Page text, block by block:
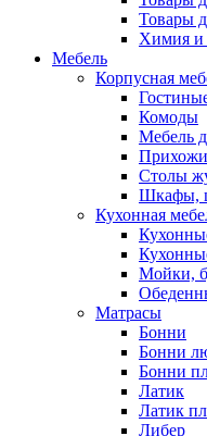
Товары
Химия и
Мебель
Корпусная
Комоды
Мебель
Столы
Шкафы,
Кухонная
Мойки,
Матрасы
Бонни
Бонни
Бонни
Латик
Латик
Либер